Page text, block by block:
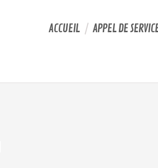
ACCUEIL APPEL DE